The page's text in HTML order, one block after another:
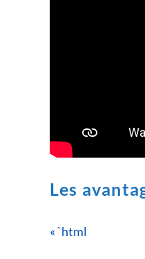
Les
« `html